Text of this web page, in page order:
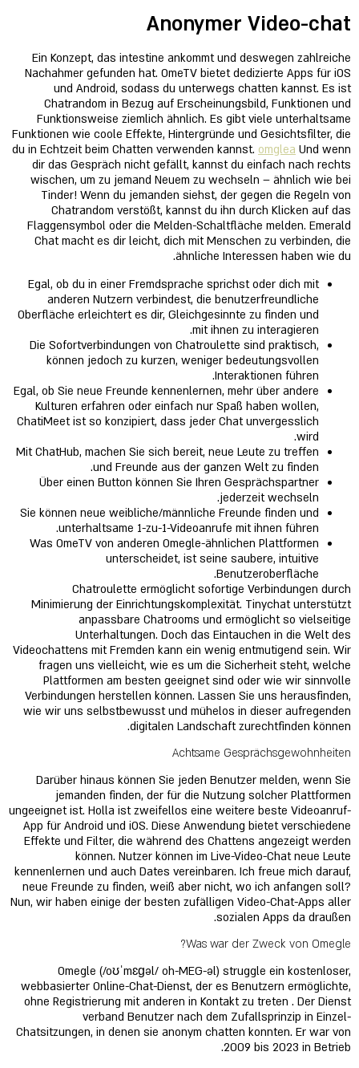
Anonymer Video-chat
Ein Konzept, das intestine ankommt und deswegen zahlreiche
Nachahmer gefunden hat. OmeTV bietet dedizierte Apps für iOS
und Android, sodass du unterwegs chatten kannst. Es ist
Chatrandom in Bezug auf Erscheinungsbild, Funktionen und
Funktionsweise ziemlich ähnlich. Es gibt viele unterhaltsame
Funktionen wie coole Effekte, Hintergründe und Gesichtsfilter, die
du in Echtzeit beim Chatten verwenden kannst. omglea Und wenn
dir das Gespräch nicht gefällt, kannst du einfach nach rechts
wischen, um zu jemand Neuem zu wechseln – ähnlich wie bei
Tinder! Wenn du jemanden siehst, der gegen die Regeln von
Chatrandom verstößt, kannst du ihn durch Klicken auf das
Flaggensymbol oder die Melden-Schaltfläche melden. Emerald
Chat macht es dir leicht, dich mit Menschen zu verbinden, die
ähnliche Interessen haben wie du.
Egal, ob du in einer Fremdsprache sprichst oder dich mit
anderen Nutzern verbindest, die benutzerfreundliche
Oberfläche erleichtert es dir, Gleichgesinnte zu finden und
mit ihnen zu interagieren.
Die Sofortverbindungen von Chatroulette sind praktisch,
können jedoch zu kurzen, weniger bedeutungsvollen
Interaktionen führen.
Egal, ob Sie neue Freunde kennenlernen, mehr über andere
Kulturen erfahren oder einfach nur Spaß haben wollen,
ChatiMeet ist so konzipiert, dass jeder Chat unvergesslich
wird.
Mit ChatHub, machen Sie sich bereit, neue Leute zu treffen
und Freunde aus der ganzen Welt zu finden.
Über einen Button können Sie Ihren Gesprächspartner
jederzeit wechseln.
Sie können neue weibliche/männliche Freunde finden und
unterhaltsame 1-zu-1-Videoanrufe mit ihnen führen.
Was OmeTV von anderen Omegle-ähnlichen Plattformen
unterscheidet, ist seine saubere, intuitive
Benutzeroberfläche.
Chatroulette ermöglicht sofortige Verbindungen durch
Minimierung der Einrichtungskomplexität. Tinychat unterstützt
anpassbare Chatrooms und ermöglicht so vielseitige
Unterhaltungen. Doch das Eintauchen in die Welt des
Videochattens mit Fremden kann ein wenig entmutigend sein. Wir
fragen uns vielleicht, wie es um die Sicherheit steht, welche
Plattformen am besten geeignet sind oder wie wir sinnvolle
Verbindungen herstellen können. Lassen Sie uns herausfinden,
wie wir uns selbstbewusst und mühelos in dieser aufregenden
digitalen Landschaft zurechtfinden können.
Achtsame Gesprächsgewohnheiten
Darüber hinaus können Sie jeden Benutzer melden, wenn Sie
jemanden finden, der für die Nutzung solcher Plattformen
ungeeignet ist. Holla ist zweifellos eine weitere beste Videoanruf-
App für Android und iOS. Diese Anwendung bietet verschiedene
Effekte und Filter, die während des Chattens angezeigt werden
können. Nutzer können im Live-Video-Chat neue Leute
kennenlernen und auch Dates vereinbaren. Ich freue mich darauf,
neue Freunde zu finden, weiß aber nicht, wo ich anfangen soll?
Nun, wir haben einige der besten zufälligen Video-Chat-Apps aller
sozialen Apps da draußen.
Was war der Zweck von Omegle?
Omegle (/oʊˈmɛɡəl/ oh-MEG-əl) struggle ein kostenloser,
webbasierter Online-Chat-Dienst, der es Benutzern ermöglichte,
ohne Registrierung mit anderen in Kontakt zu treten . Der Dienst
verband Benutzer nach dem Zufallsprinzip in Einzel-
Chatsitzungen, in denen sie anonym chatten konnten. Er war von
2009 bis 2023 in Betrieb.